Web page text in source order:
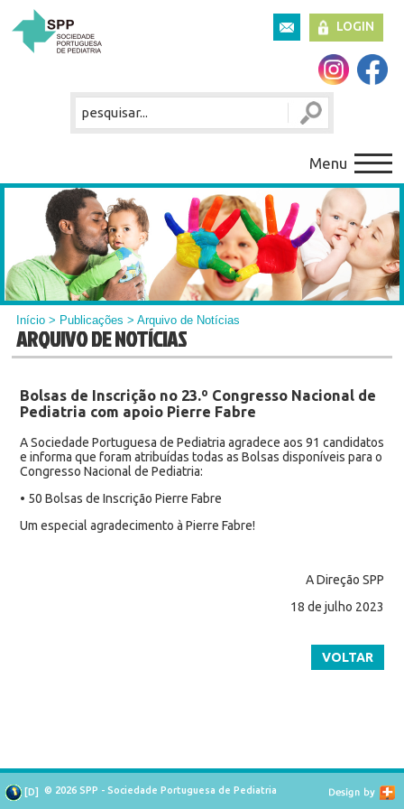
LOGIN
Menu
Início > Publicações > Arquivo de Notícias
ARQUIVO DE NOTÍCIAS
Bolsas de Inscrição no 23.º Congresso Nacional de
Pediatria com apoio Pierre Fabre
A Sociedade Portuguesa de Pediatria agradece aos 91 candidatos
e informa que foram atribuídas todas as Bolsas disponíveis para o
Congresso Nacional de Pediatria:
• 50 Bolsas de Inscrição Pierre Fabre
Um especial agradecimento à Pierre Fabre!
A Direção SPP
18 de julho 2023
VOLTAR
[D] © 2026 SPP - Sociedade Portuguesa de Pediatria